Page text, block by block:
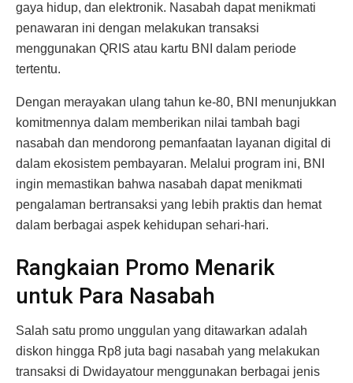
gaya hidup, dan elektronik. Nasabah dapat menikmati
penawaran ini dengan melakukan transaksi
menggunakan QRIS atau kartu BNI dalam periode
tertentu.
Dengan merayakan ulang tahun ke-80, BNI menunjukkan
komitmennya dalam memberikan nilai tambah bagi
nasabah dan mendorong pemanfaatan layanan digital di
dalam ekosistem pembayaran. Melalui program ini, BNI
ingin memastikan bahwa nasabah dapat menikmati
pengalaman bertransaksi yang lebih praktis dan hemat
dalam berbagai aspek kehidupan sehari-hari.
Rangkaian Promo Menarik
untuk Para Nasabah
Salah satu promo unggulan yang ditawarkan adalah
diskon hingga Rp8 juta bagi nasabah yang melakukan
transaksi di Dwidayatour menggunakan berbagai jenis